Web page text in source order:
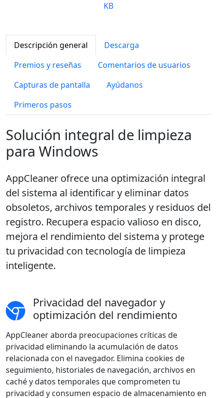
KB
Descripción general
Descarga
Premios y reseñas
Comentarios de usuarios
Capturas de pantalla
Ayúdanos
Primeros pasos
Solución integral de limpieza
para Windows
AppCleaner ofrece una optimización integral
del sistema al identificar y eliminar datos
obsoletos, archivos temporales y residuos del
registro. Recupera espacio valioso en disco,
mejora el rendimiento del sistema y protege
tu privacidad con tecnología de limpieza
inteligente.
Privacidad del navegador y
optimización del rendimiento
AppCleaner aborda preocupaciones críticas de
privacidad eliminando la acumulación de datos
relacionada con el navegador. Elimina cookies de
seguimiento, historiales de navegación, archivos en
caché y datos temporales que comprometen tu
privacidad y consumen espacio de almacenamiento en